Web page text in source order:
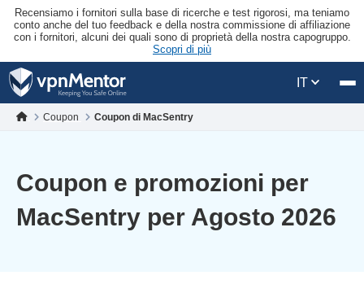
Recensiamo i fornitori sulla base di ricerche e test rigorosi, ma teniamo
conto anche del tuo feedback e della nostra commissione di affiliazione
con i fornitori, alcuni dei quali sono di proprietà della nostra capogruppo.
Scopri di più
IT
Coupon Coupon di MacSentry
Coupon e promozioni per
MacSentry per Agosto 2026